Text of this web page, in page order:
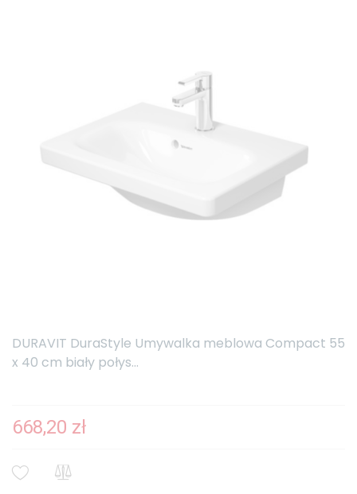
DURAVIT DuraStyle Umywalka meblowa Compact 55
x 40 cm biały połys...
668,20 zł